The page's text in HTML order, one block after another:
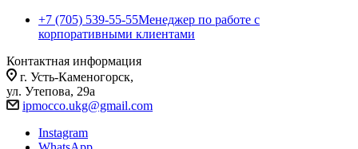
+7 (705) 539-55-55Менеджер по работе с
корпоративными клиентами
Контактная информация
г. Усть-Каменогорск,
ул. Утепова, 29а
ipmocco.ukg@gmail.com
Instagram